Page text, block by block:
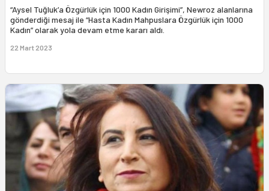
“Aysel Tuğluk’a Özgürlük için 1000 Kadın Girişimi”, Newroz alanlarına
gönderdiği mesaj ile “Hasta Kadın Mahpuslara Özgürlük için 1000
Kadın” olarak yola devam etme kararı aldı.
22 Mart 2023